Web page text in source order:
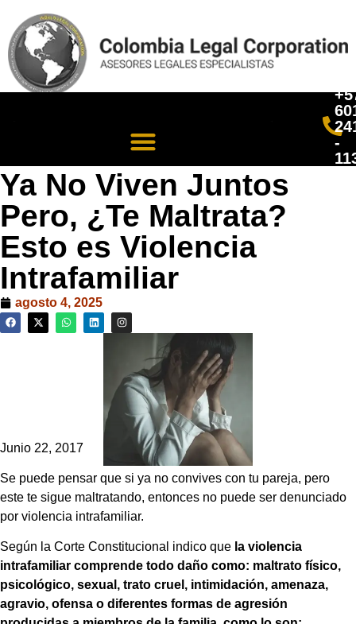
-
Ya No Viven Juntos
Pero, ¿Te Maltrata?
Esto es Violencia
Intrafamiliar
agosto 4, 2025
Junio 22, 2017
Se puede pensar que si ya no convives con tu pareja, pero
este te sigue maltratando, entonces no puede ser denunciado
por violencia intrafamiliar.
Según la Corte Constitucional indico que la violencia
intrafamiliar comprende todo daño como: maltrato físico,
psicológico, sexual, trato cruel, intimidación, amenaza,
agravio, ofensa o diferentes formas de agresión